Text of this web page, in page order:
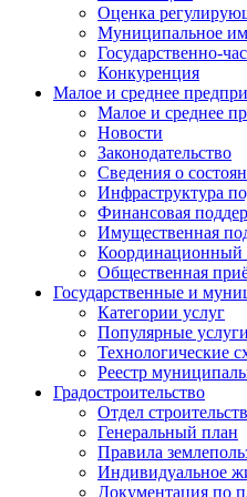
Оценка
Муниципальное
Государственно-
Конкуренция
Малое и среднее
Малое и среднее
Новости
Законодательство
Сведения о
Инфраструктура
Финансовая
Имущественная
Координационный
Общественная
Государственные и
Категории услуг
Популярные услуги
Технологические
Реестр
Градостроительство
Отдел
Генеральный план
Правила
Индивидуальное
Документация по